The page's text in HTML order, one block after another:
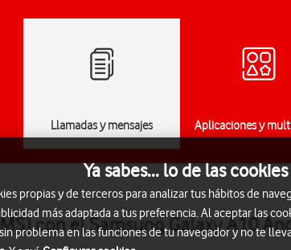
Llamadas y mensajes Aplicaciones y
con el Samsung Galaxy A10
Ya sabes... lo de las cookies
propias y de terceros para analizar tus hábitos de
más adaptada a tus preferencia. Al aceptar las
problema en las funciones de tu navegador y no te